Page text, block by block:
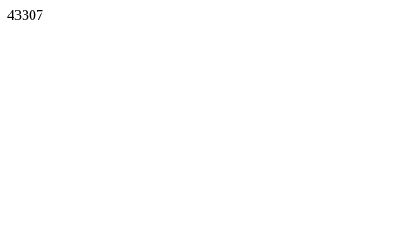
43307